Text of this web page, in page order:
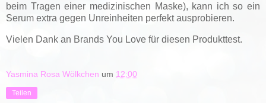
beim Tragen einer medizinischen Maske), kann ich so ein
Serum extra gegen Unreinheiten perfekt ausprobieren.
Vielen Dank an Brands You Love für diesen Produkttest.
Yasmina Rosa Wölkchen um 12:00
Teilen